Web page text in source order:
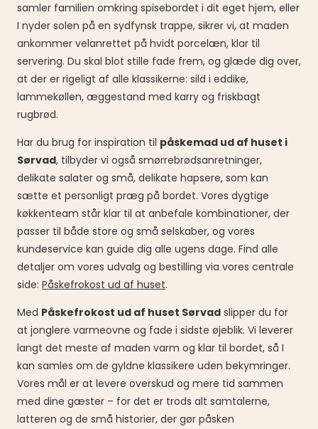
samler familien omkring spisebordet i dit eget hjem, eller
I nyder solen på en sydfynsk trappe, sikrer vi, at maden
ankommer velanrettet på hvidt porcelæn, klar til
servering. Du skal blot stille fade frem, og glæde dig over,
at der er rigeligt af alle klassikerne: sild i eddike,
lammekøllen, æggestand med karry og friskbagt
rugbrød.
Har du brug for inspiration til påskemad ud af huset i
Sørvad, tilbyder vi også smørrebrødsanretninger,
delikate salater og små, delikate hapsere, som kan
sætte et personligt præg på bordet. Vores dygtige
køkkenteam står klar til at anbefale kombinationer, der
passer til både store og små selskaber, og vores
kundeservice kan guide dig alle ugens dage. Find alle
detaljer om vores udvalg og bestilling via vores centrale
side: Påskefrokost ud af huset.
Med Påskefrokost ud af huset Sørvad slipper du for
at jonglere varmeovne og fade i sidste øjeblik. Vi leverer
langt det meste af maden varm og klar til bordet, så I
kan samles om de gyldne klassikere uden bekymringer.
Vores mål er at levere overskud og mere tid sammen
med dine gæster – for det er trods alt samtalerne,
latteren og de små historier, der gør påsken